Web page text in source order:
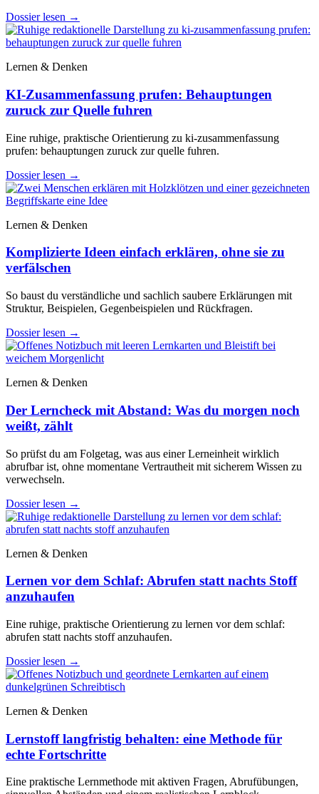
Dossier lesen →
Lernen & Denken
KI-Zusammenfassung prufen: Behauptungen
zuruck zur Quelle fuhren
Eine ruhige, praktische Orientierung zu ki-zusammenfassung
prufen: behauptungen zuruck zur quelle fuhren.
Dossier lesen →
Lernen & Denken
Komplizierte Ideen einfach erklären, ohne sie zu
verfälschen
So baust du verständliche und sachlich saubere Erklärungen mit
Struktur, Beispielen, Gegenbeispielen und Rückfragen.
Dossier lesen →
Lernen & Denken
Der Lerncheck mit Abstand: Was du morgen noch
weißt, zählt
So prüfst du am Folgetag, was aus einer Lerneinheit wirklich
abrufbar ist, ohne momentane Vertrautheit mit sicherem Wissen zu
verwechseln.
Dossier lesen →
Lernen & Denken
Lernen vor dem Schlaf: Abrufen statt nachts Stoff
anzuhaufen
Eine ruhige, praktische Orientierung zu lernen vor dem schlaf:
abrufen statt nachts stoff anzuhaufen.
Dossier lesen →
Lernen & Denken
Lernstoff langfristig behalten: eine Methode für
echte Fortschritte
Eine praktische Lernmethode mit aktiven Fragen, Abrufübungen,